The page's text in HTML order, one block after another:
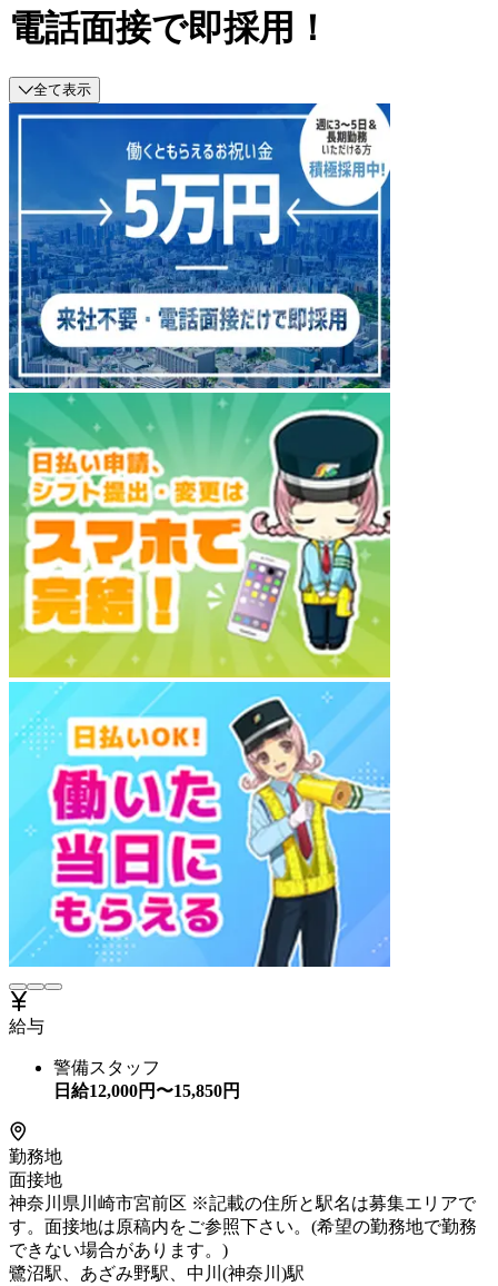
電話面接で即採用！
全て表示
給与
警備スタッフ
日給12,000円〜15,850円
勤務地
面接地
神奈川県川崎市宮前区 ※記載の住所と駅名は募集エリアで
す。面接地は原稿内をご参照下さい。(希望の勤務地で勤務
できない場合があります。)
鷺沼駅、あざみ野駅、中川(神奈川)駅